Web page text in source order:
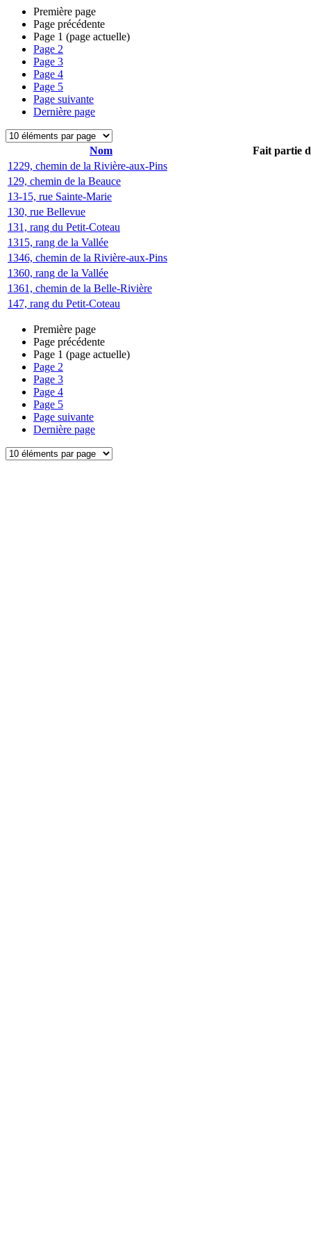
Première page
Page précédente
Page 1 (page actuelle)
Page 2
Page 3
Page 4
Page 5
Page suivante
Dernière page
Nom
Fait partie
1229, chemin de la Rivière-aux-Pins
129, chemin de la Beauce
13-15, rue Sainte-Marie
130, rue Bellevue
131, rang du Petit-Coteau
1315, rang de la Vallée
1346, chemin de la Rivière-aux-Pins
1360, rang de la Vallée
1361, chemin de la Belle-Rivière
147, rang du Petit-Coteau
Première page
Page précédente
Page 1 (page actuelle)
Page 2
Page 3
Page 4
Page 5
Page suivante
Dernière page